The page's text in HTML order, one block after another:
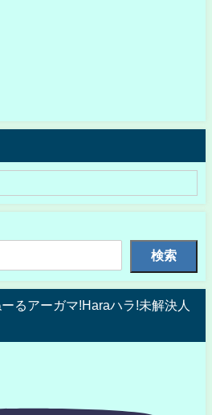
検索
るアーガマ!Haraハラ!未解決人